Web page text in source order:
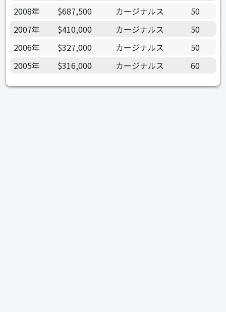
2008年
$687,500 カージナルス
50
2007年
$410,000 カージナルス
50
2006年
$327,000 カージナルス
50
2005年
$316,000 カージナルス 60